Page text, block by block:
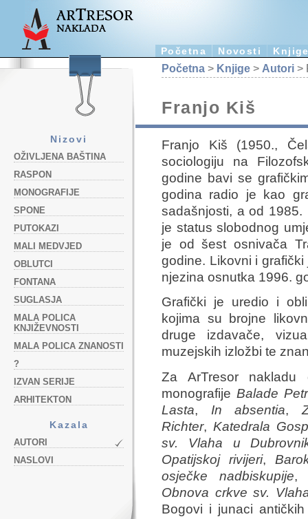
Početna Novosti
Nizovi
OŽIVLJENA BAŠTINA
RASPON
MONOGRAFIJE
SPONE
PUTOKAZI
MALI MEDVJED
OBLUTCI
FONTANA
SUGLASJA
MALA POLICA
KNJIŽEVNOSTI
MALA POLICA ZNANOSTI
?
IZVAN SERIJE
ARHITEKTON
Kazala
AUTORI
NASLOVI
Početna > Knjige > Autori >
Franjo Kiš
Franjo Kiš (1950.,
sociologiju na
godine bavi se
godina radio je kao
sadašnjosti, a od 1985.
je status slobodnog
je od šest osnivača
godine. Likovni i
njezina osnutka 1996.
Grafički je uredio i
kojima su brojne
druge izdavače,
muzejskih izložbi te
Za ArTresor
monografije Balade
Lasta, In absentia,
Richter, Katedrala
sv. Vlaha u
Opatijskoj rivijeri,
osječke nadbiskupije
Obnova crkve sv.
Bogovi i junaci